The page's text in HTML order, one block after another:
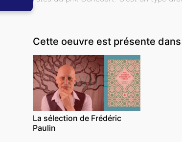
Cette oeuvre est présente
INVITÉ
La sélection de Frédéric
Paulin